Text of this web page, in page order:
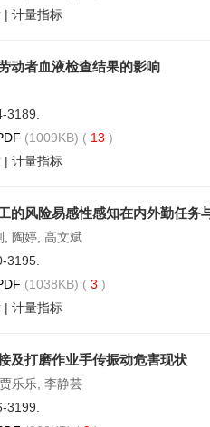
| 计量指标
动者血液检查结果的影响
3189.
(1009KB) ( 13 )
| 计量指标
的风险易感性感知在内外勤任务
, 陶婷, 高文斌
3195.
(1038KB) ( 3 )
| 计量指标
及打磨作业手传振动危害现状
乐乐, 李静芸
3199.